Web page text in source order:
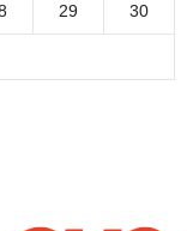
29 30